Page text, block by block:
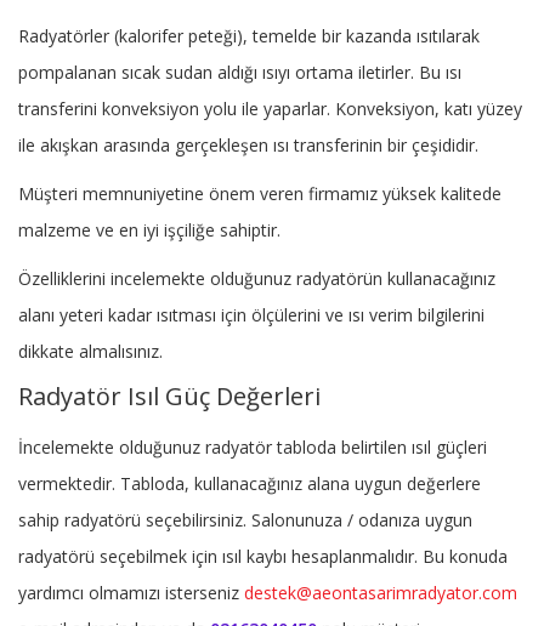
Radyatörler (kalorifer peteği), temelde bir kazanda ısıtılarak
pompalanan sıcak sudan aldığı ısıyı ortama iletirler. Bu ısı
transferini konveksiyon yolu ile yaparlar. Konveksiyon, katı yüzey
ile akışkan arasında gerçekleşen ısı transferinin bir çeşididir.
Müşteri memnuniyetine önem veren firmamız yüksek kalitede
malzeme ve en iyi işçiliğe sahiptir.
Özelliklerini incelemekte olduğunuz radyatörün kullanacağınız
alanı yeteri kadar ısıtması için ölçülerini ve ısı verim bilgilerini
dikkate almalısınız.
Radyatör Isıl Güç Değerleri
İncelemekte olduğunuz radyatör tabloda belirtilen ısıl güçleri
vermektedir. Tabloda, kullanacağınız alana uygun değerlere
sahip radyatörü seçebilirsiniz. Salonunuza / odanıza uygun
radyatörü seçebilmek için ısıl kaybı hesaplanmalıdır. Bu konuda
yardımcı olmamızı isterseniz destek@aeontasarimradyator.com